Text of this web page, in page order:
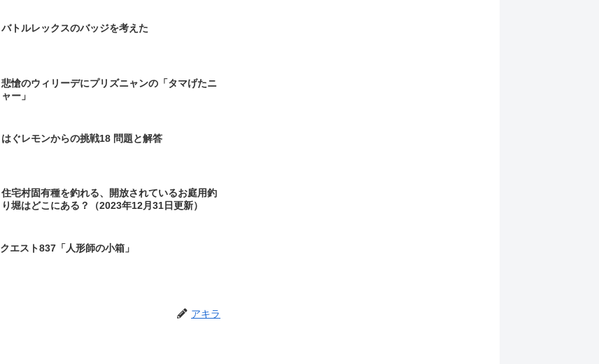
バトルレックスのバッジを考えた
悲愴のウィリーデにプリズニャンの「タマげたニ
ャー」
はぐレモンからの挑戦18 問題と解答
住宅村固有種を釣れる、開放されているお庭用釣
り堀はどこにある？（2023年12月31日更新）
クエスト837「人形師の小箱」
アキラ